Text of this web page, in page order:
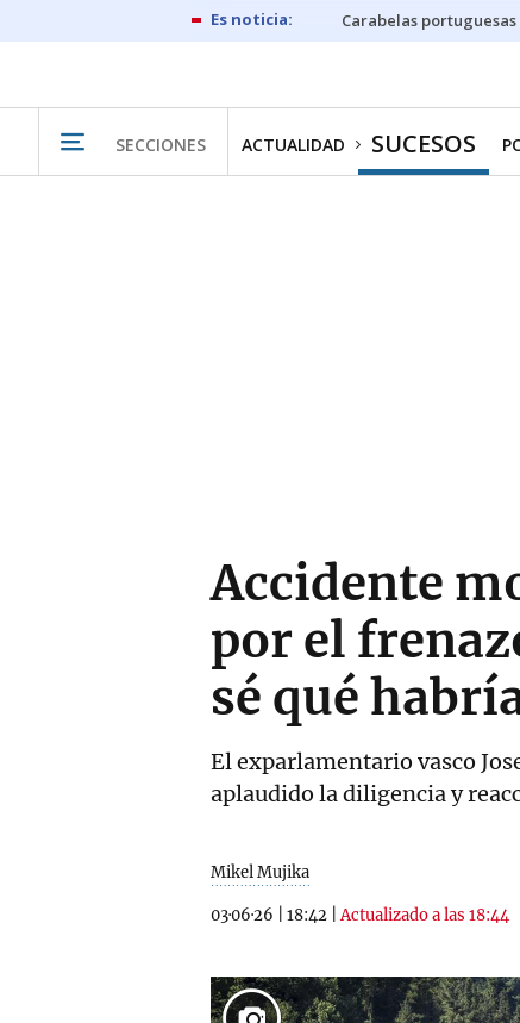
Carabelas portuguesas
SECCIONES ACTUALIDAD SUCESOS
Accidente
por el
sé qué
El exparlamentario vasco
aplaudido la diligencia y
Mikel Mujika
03·06·26 18:42 |Actualizado a las 18:44